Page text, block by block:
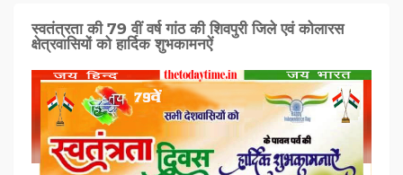
स्वतंत्रता की 79 वीं वर्ष गांठ की शिवपुरी जिले एवं कोलारस
क्षेत्रवासियों को हार्दिक शुभकामनऐं